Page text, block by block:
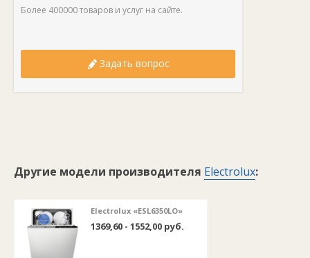
Более 400000 товаров и услуг на сайте.
Задать вопрос
Другие модели производителя Electrolux:
Electrolux «ESL6350LO»
1369,60 - 1552,00 руб.